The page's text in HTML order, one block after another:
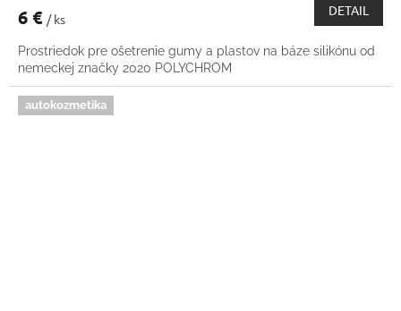
6 € / ks
DETAIL
Prostriedok pre ošetrenie gumy a plastov na báze silikónu od
nemeckej značky 2020 POLYCHROM
autokozmetika